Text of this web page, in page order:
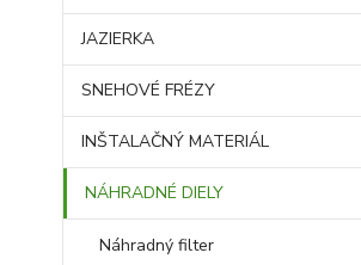
JAZIERKA
SNEHOVÉ FRÉZY
INŠTALAČNÝ MATERIÁL
NÁHRADNÉ DIELY
Náhradný filter